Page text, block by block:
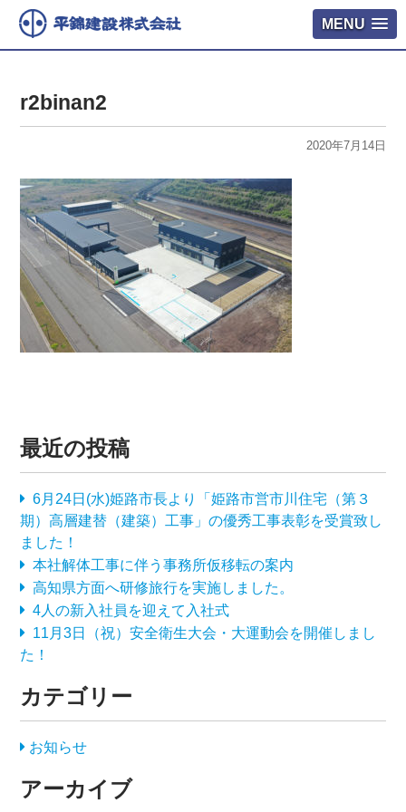
MENU
r2binan2
2020年7月14日
最近の投稿
6月24日(水)姫路市長より「姫路市営市川住宅（第３
期）高層建替（建築）工事」の優秀工事表彰を受賞致し
ました！
本社解体工事に伴う事務所仮移転の案内
高知県方面へ研修旅行を実施しました。
4人の新入社員を迎えて入社式
11月3日（祝）安全衛生大会・大運動会を開催しまし
た！
カテゴリー
お知らせ
アーカイブ